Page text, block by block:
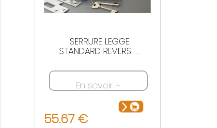
SERRURE LEGGE
STANDARD REVERSI ...
En savoir +
55.67 €